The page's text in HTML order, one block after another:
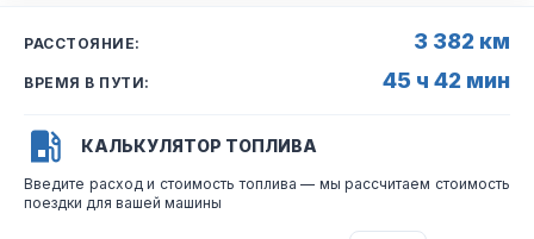
РАССТОЯНИЕ: 3 382 км
ВРЕМЯ В ПУТИ: 45 ч 42 мин
КАЛЬКУЛЯТОР ТОПЛИВА
Введите расход и стоимость топлива — мы рассчитаем стоимость
поездки для вашей машины